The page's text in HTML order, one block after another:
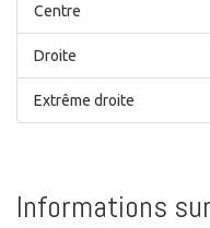
Centre
Droite
Extrême droite
Informations